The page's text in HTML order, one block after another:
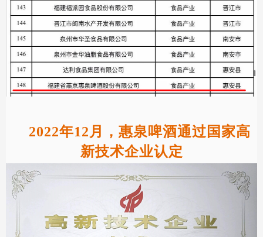
2022年12月，惠泉啤酒通过国家高
新技术企业认定